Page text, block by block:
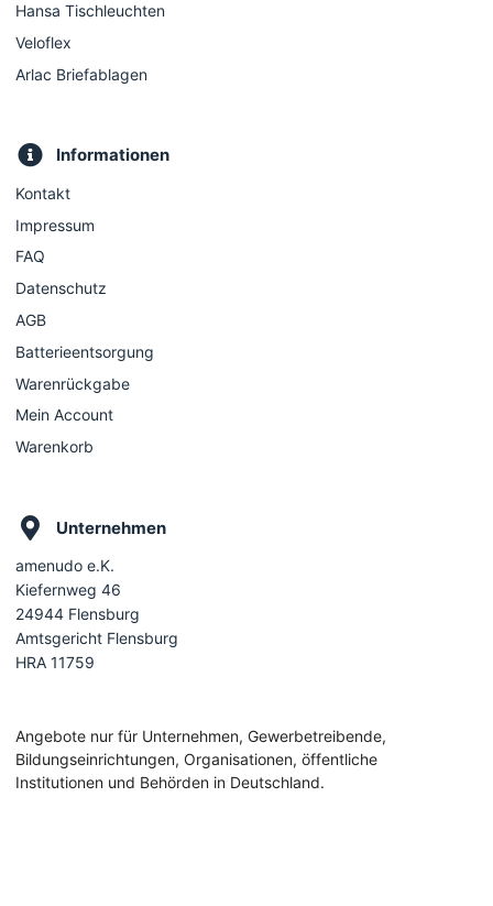
Hansa Tischleuchten
Veloflex
Arlac Briefablagen
Informationen
Kontakt
Impressum
FAQ
Datenschutz
AGB
Batterieentsorgung
Warenrückgabe
Mein Account
Warenkorb
Unternehmen
amenudo e.K.
Kiefernweg 46
24944 Flensburg
Amtsgericht Flensburg
HRA 11759
Angebote nur für Unternehmen, Gewerbetreibende,
Bildungseinrichtungen, Organisationen, öffentliche
Institutionen und Behörden in Deutschland.